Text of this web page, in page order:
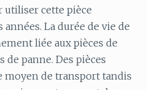
utiliser cette pièce
La durée de vie de
liée aux pièces de
de panne. Des pièces
moyen de transport tandis